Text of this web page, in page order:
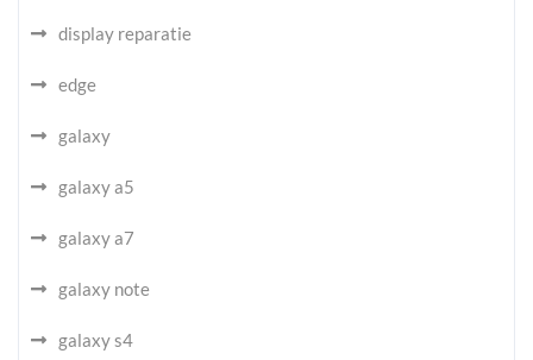
display reparatie
edge
galaxy
galaxy a5
galaxy a7
galaxy note
galaxy s4